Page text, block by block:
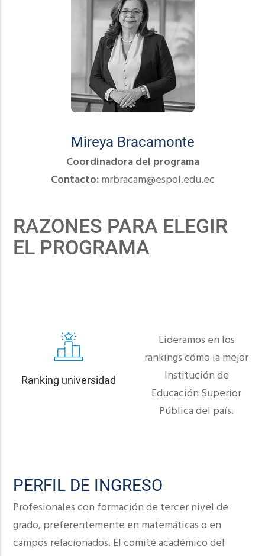
Mireya Bracamonte
Coordinadora del programa
Contacto:mrbracam@espol.edu.ec
RAZONES PARA ELEGIR
EL PROGRAMA
Ranking universidad
Lideramos en los
rankings cómo la mejor
Institución de
Educación Superior
Pública del país.
PERFIL DE INGRESO
Profesionales con formación de tercer nivel de
grado, preferentemente en matemáticas o en
campos relacionados. El comité académico del